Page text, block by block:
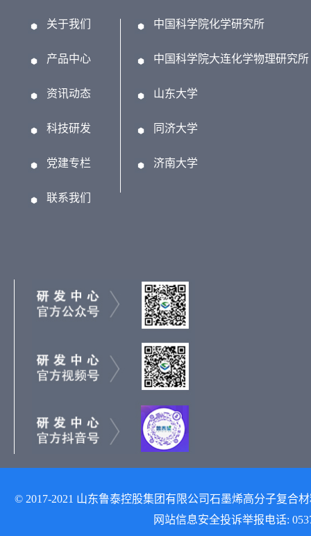
关于我们
产品中心
资讯动态
科技研发
党建专栏
联系我们
中国科学院化学研究所
中国科学院大连化学物理研究所
山东大学
同济大学
济南大学
© 2017-2021 山东鲁泰控股集团有限公司石墨烯高分子复合
网站信息安全投诉举报电话: